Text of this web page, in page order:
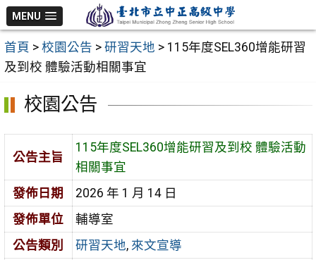
跳
至
主
要
MENU
首頁 > 校園公告 > 研習天地 > 115年度SEL360增能研習
及到校 體驗活動相關事宜
校園公告
公告主旨
115年度SEL360增能研習及到校 體驗活動
相關事宜
發佈日期
2026 年 1 月 14 日
發佈單位
輔導室
公告類別
研習天地, 來文宣導